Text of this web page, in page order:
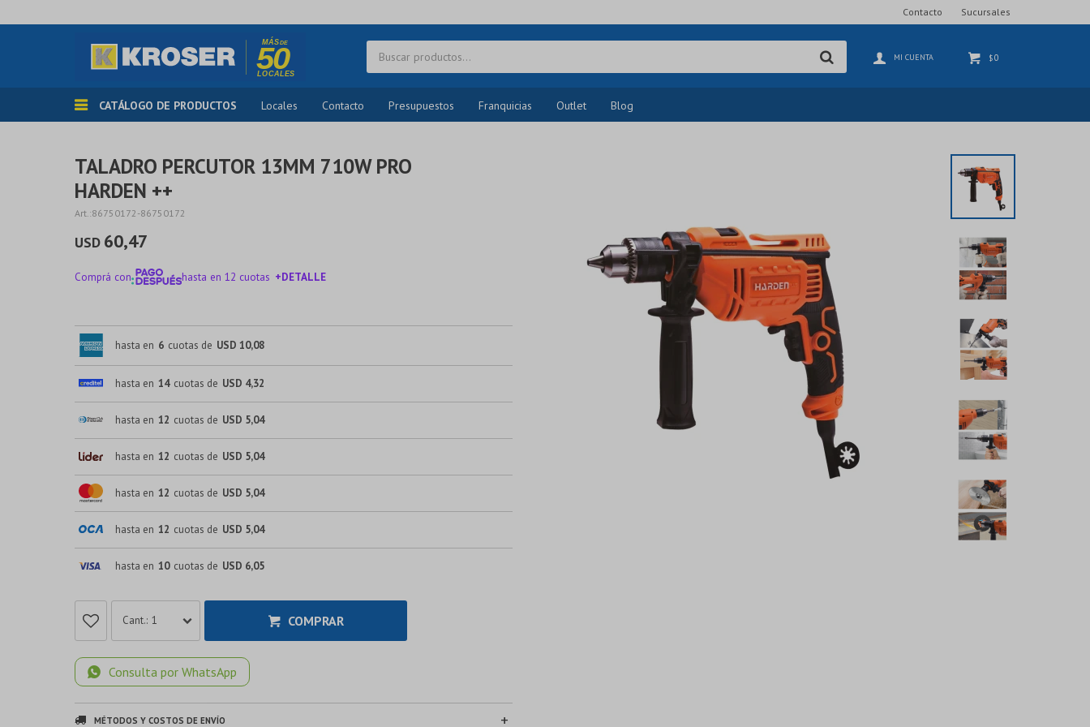
CATÁLOGO DE PRODUCTOS Locales Contacto Presupuestos Franquicias Outlet Blog
$0
Contacto Sucursales
TALADRO PERCUTOR 13MM 710W PRO
HARDEN ++
86750172-86750172
USD 60,47
Comprá con hasta en 12 cuotas +DETALLE
hasta en 6 cuotas de USD 10,08
hasta en 14 cuotas de USD 4,32
hasta en 12 cuotas de USD 5,04
hasta en 12 cuotas de USD 5,04
hasta en 12 cuotas de USD 5,04
hasta en 12 cuotas de USD 5,04
hasta en 10 cuotas de USD 6,05
1 COMPRAR
Consulta por WhatsApp
MÉTODOS Y COSTOS DE ENVÍO